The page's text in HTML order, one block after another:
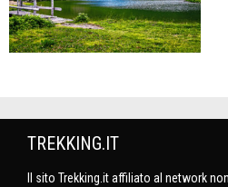
TREKKING.IT
Il sito Trekking.it affiliato al network